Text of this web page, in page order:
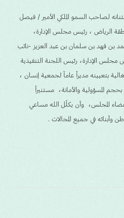
لصاحب السمو الملكي الأمير / فيصل
الرياض ، رئيس مجلس الإدارة،
بن فهد بن سلمان بن عبد العزيز -نائب
مجلس الإدارة، رئيس اللجنة التنفيذية
بتعيينه مديراً عاماً لجمعية إنسان ،
المسؤولية والأمانة، مستنيراً
المجلس، وأن يكلّل الله مساعي
وأبنائه في جميع المجالات .